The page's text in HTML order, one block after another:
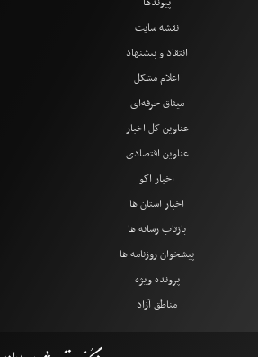
نقشه سایت
انتقاد و پیشنهاد
اعلام مشکل
میثاق حرفه‌ای
عناوین کل اخبار
عناوین اقتصادی
اخبار اکو
اخبار استان ها
بازتاب رسانه ها
پیشخوان روزنامه ها
پرونده ویژه
مناطق آزاد